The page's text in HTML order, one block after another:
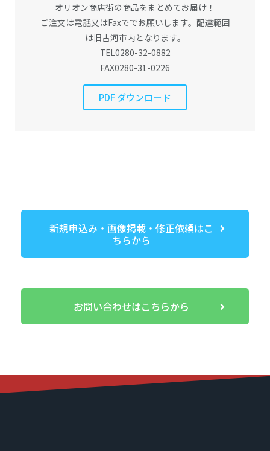
オリオン商店街の商品をまとめてお届け！
ご注文は電話又はFaxででお願いします。配達範囲
は旧古河市内となります。
TEL0280-32-0882
FAX0280-31-0226
PDF ダウンロード
新規申込み・画像掲載・修正依頼はこ
ちらから
お問い合わせはこちらから